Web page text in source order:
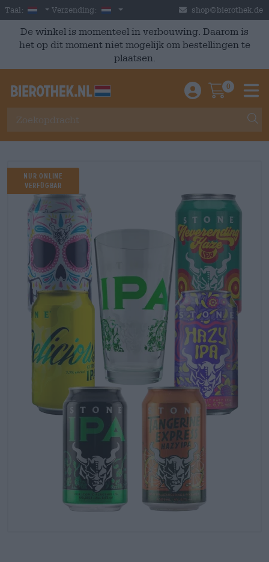
Skip to main content
Taal: Dutch
Verzending: Nederland shop@bierothek.de
De winkel is momenteel in verbouwing. Daarom is
het op dit moment niet mogelijk om bestellingen te
plaatsen.
Einloggen /
0
NUR ONLINE
VERFÜGBAR